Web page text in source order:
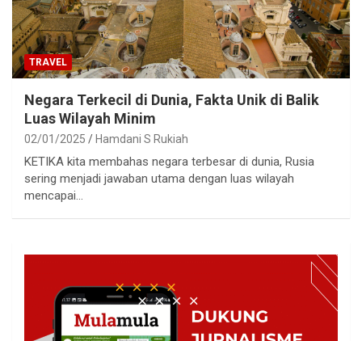
TRAVEL
Negara Terkecil di Dunia, Fakta Unik di Balik
Luas Wilayah Minim
02/01/2025 Hamdani S Rukiah
KETIKA kita membahas negara terbesar di dunia, Rusia
sering menjadi jawaban utama dengan luas wilayah
mencapai…